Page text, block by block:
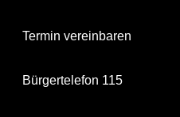
Termin vereinbaren
Bürgertelefon 115